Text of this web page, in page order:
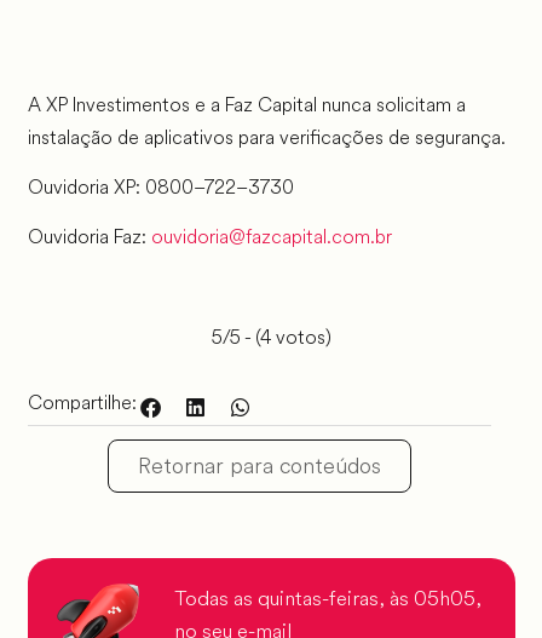
A XP Investimentos e a Faz Capital nunca solicitam a
instalação de aplicativos para verificações de segurança.
Ouvidoria XP: 0800–722–3730
Ouvidoria Faz: ouvidoria@fazcapital.com.br
5/5 - (4 votos)
Compartilhe:
Retornar para conteúdos
Todas as quintas-feiras, às 05h05,
no seu e-mail